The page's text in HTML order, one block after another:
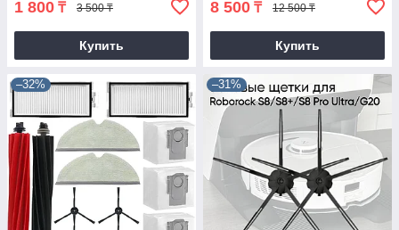
1 800 ₸ 3 500 ₸
Купить
8 500 ₸ 12 500 ₸
Купить
–32% –31%